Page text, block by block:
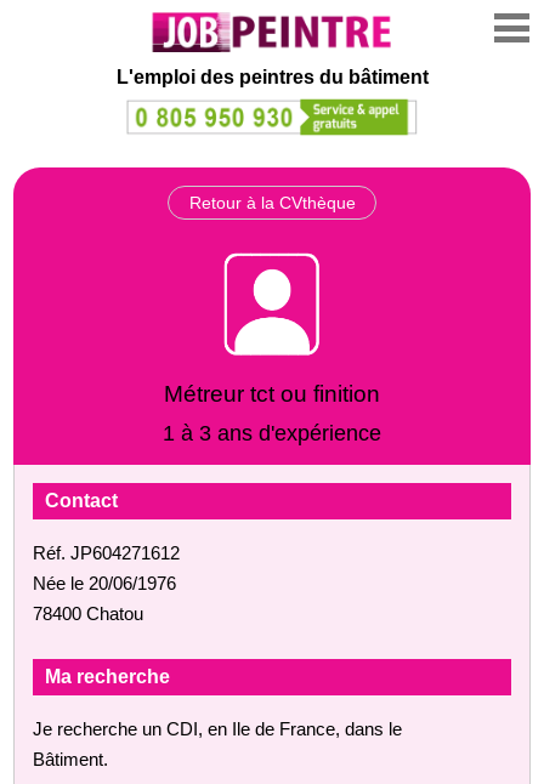
L'emploi des peintres du bâtiment
Retour à la CVthèque
Métreur tct ou finition
1 à 3 ans d'expérience
Contact
Réf. JP604271612
Née le 20/06/1976
78400 Chatou
Ma recherche
Je recherche un CDI, en Ile de France, dans le
Bâtiment.